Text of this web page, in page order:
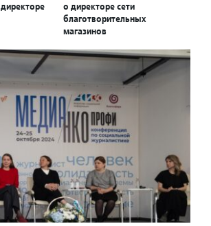
о директоре сети
благотворительных
магазинов